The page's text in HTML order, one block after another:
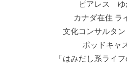
ピアレス ゆ
カナダ在住 ラ
文化コンサルタン
ポッドキャ
「はみだし系ライフ